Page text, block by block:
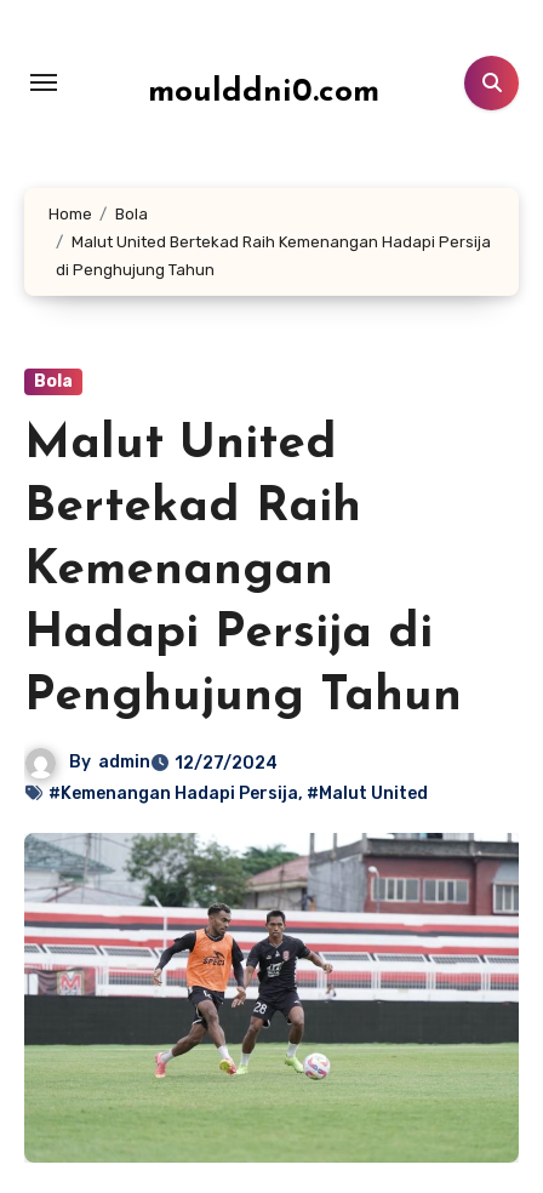
konten
moulddni0.com
Home
Bola
Malut United Bertekad Raih Kemenangan Hadapi Persija
di Penghujung Tahun
Bola
Malut United
Bertekad Raih
Kemenangan
Hadapi Persija di
Penghujung Tahun
By admin
12/27/2024
#Kemenangan Hadapi Persija, #Malut United